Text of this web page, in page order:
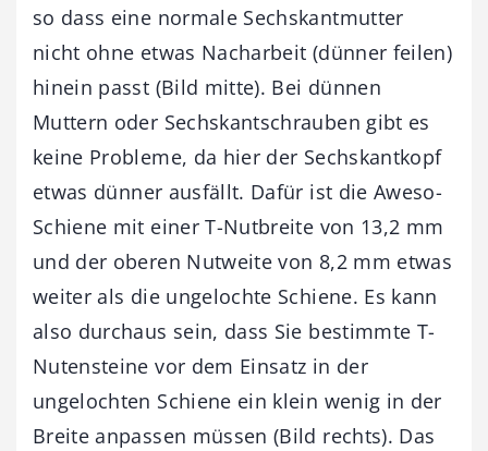
so dass eine normale Sechskantmutter
nicht ohne etwas Nacharbeit (dünner feilen)
hinein passt (Bild mitte). Bei dünnen
Muttern oder Sechskantschrauben gibt es
keine Probleme, da hier der Sechskantkopf
etwas dünner ausfällt. Dafür ist die Aweso-
Schiene mit einer T-Nutbreite von 13,2 mm
und der oberen Nutweite von 8,2 mm etwas
weiter als die ungelochte Schiene. Es kann
also durchaus sein, dass Sie bestimmte T-
Nutensteine vor dem Einsatz in der
ungelochten Schiene ein klein wenig in der
Breite anpassen müssen (Bild rechts). Das